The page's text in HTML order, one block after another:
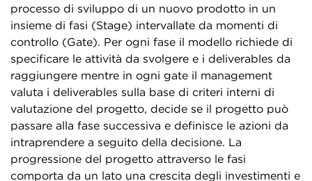
processo di sviluppo di un nuovo prodotto in un
insieme di fasi (Stage) intervallate da momenti di
controllo (Gate). Per ogni fase il modello richiede di
specificare le attività da svolgere e i deliverables da
raggiungere mentre in ogni gate il management
valuta i deliverables sulla base di criteri interni di
valutazione del progetto, decide se il progetto può
passare alla fase successiva e definisce le azioni da
intraprendere a seguito della decisione. La
progressione del progetto attraverso le fasi
comporta da un lato una crescita degli investimenti e